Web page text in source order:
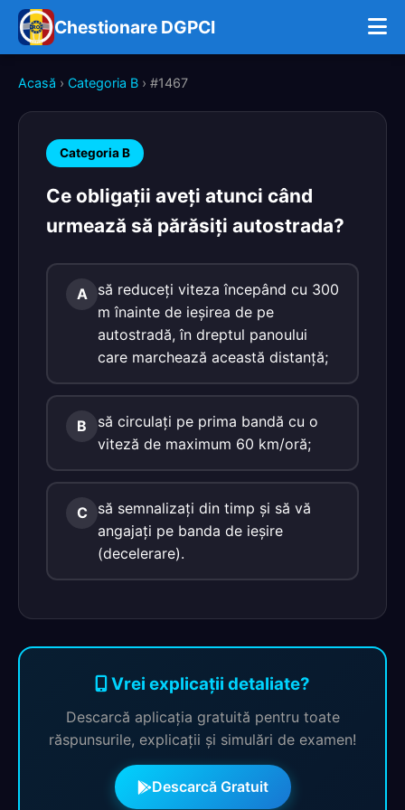
Chestionare DGPCI
Acasă › Categoria B › #1467
Categoria B
Ce obligaţii aveţi atunci când
urmează să părăsiţi autostrada?
A
să reduceţi viteza începând cu 300
m înainte de ieşirea de pe
autostradă, în dreptul panoului
care marchează această distanţă;
B
să circulaţi pe prima bandă cu o
viteză de maximum 60 km/oră;
C
să semnalizaţi din timp şi să vă
angajaţi pe banda de ieşire
(decelerare).
Vrei explicații detaliate?
Descarcă aplicația gratuită pentru toate
răspunsurile, explicații și simulări de examen!
Descarcă Gratuit